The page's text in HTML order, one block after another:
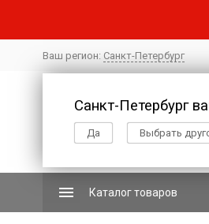
Ваш регион: Санкт-Петербург
Санкт-Петербург
Да Выбрать
Каталог товаров